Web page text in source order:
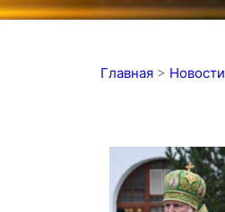
Главная > Новости